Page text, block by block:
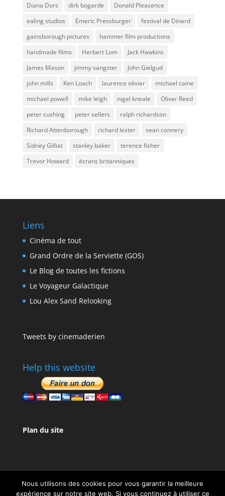
Diana Dors
dirk bogarde
Donald Pleasence
ealing studios
Emeric Pressburger
festival de Dinard
gainsborough pictures
hammer film productions
handmade films
Herbert Lom
Jack Hawkins
James Mason
jimmy sangster
John Gielgud
john mills
Ken Loach laurence olivier
michael caine
michael powell
mike leigh nigel kneale
Oliver Reed
peter cushing
peter sellers
ralph richardson
Richard Attenborough
richard lester
sean connery
Sidney Gilliat
stanley baker
terence fisher
Trevor Howard
écrans britanniques
Liens
Cinéma de tout
Grand Ordre de la Serviette (GOS)
Le Blog de toutes les fictions
Le Voyageur Galactique
Lou Alex Sand Relooking
Tweets by cinemaderien
Help this website
Plan du site
Nous utilisons des cookies pour vous garantir la meilleure
expérience sur notre site web. Si vous continuez à utiliser ce